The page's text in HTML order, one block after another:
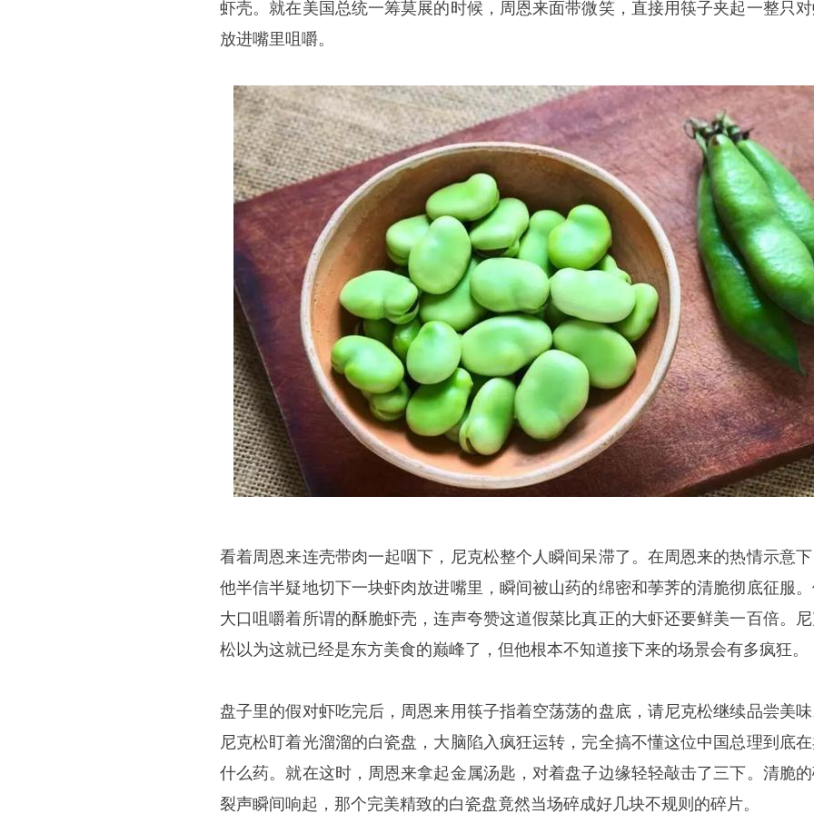
虾壳。就在美国总统一筹莫展的时候，周恩来面带微笑，直接用筷子夹起一整只
放进嘴里咀嚼。
看着周恩来连壳带肉一起咽下，尼克松整个人瞬间呆滞了。在周恩来的热情示意
他半信半疑地切下一块虾肉放进嘴里，瞬间被山药的绵密和荸荠的清脆彻底征服
大口咀嚼着所谓的酥脆虾壳，连声夸赞这道假菜比真正的大虾还要鲜美一百倍。
松以为这就已经是东方美食的巅峰了，但他根本不知道接下来的场景会有多疯狂。
盘子里的假对虾吃完后，周恩来用筷子指着空荡荡的盘底，请尼克松继续品尝美
尼克松盯着光溜溜的白瓷盘，大脑陷入疯狂运转，完全搞不懂这位中国总理到底
什么药。就在这时，周恩来拿起金属汤匙，对着盘子边缘轻轻敲击了三下。清脆
裂声瞬间响起，那个完美精致的白瓷盘竟然当场碎成好几块不规则的碎片。